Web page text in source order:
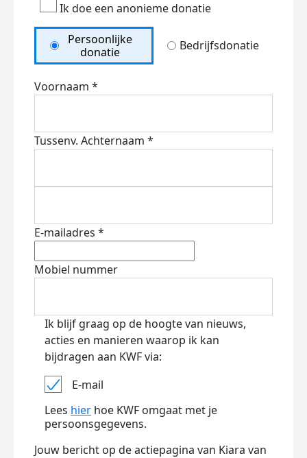
Ik doe een anonieme donatie
Persoonlijke
donatie
Bedrijfsdonatie
Voornaam *
Tussenv. Achternaam *
E-mailadres *
Mobiel nummer
Ik blijf graag op de hoogte van nieuws,
acties en manieren waarop ik kan
bijdragen aan KWF via:
E-mail
Lees hier hoe KWF omgaat met je
persoonsgegevens.
Jouw bericht op de actiepagina van Kiara van